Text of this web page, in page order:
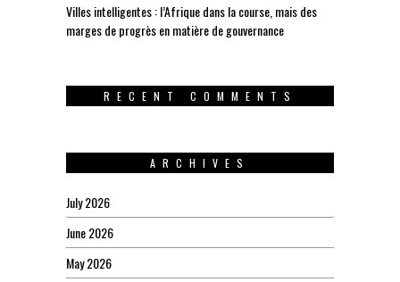
Villes intelligentes : l’Afrique dans la course, mais des
marges de progrès en matière de gouvernance
RECENT COMMENTS
ARCHIVES
July 2026
June 2026
May 2026